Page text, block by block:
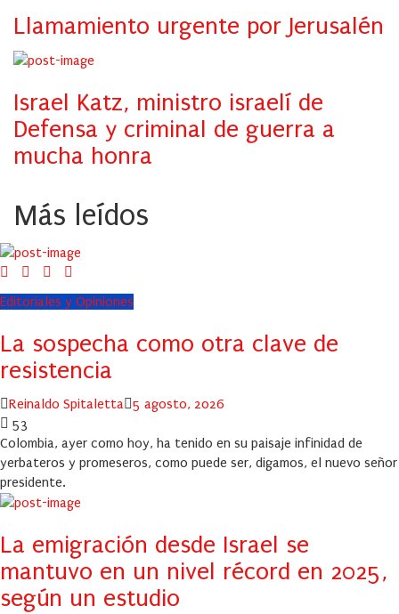
Llamamiento urgente por Jerusalén
Israel Katz, ministro israelí de
Defensa y criminal de guerra a
mucha honra
Más leídos
Editoriales y Opiniones
La sospecha como otra clave de
resistencia
Author
Reinaldo Spitaletta Posted
5 agosto, 2026
53
Colombia, ayer como hoy, ha tenido en su paisaje infinidad de
yerbateros y promeseros, como puede ser, digamos, el nuevo señor
presidente.
La emigración desde Israel se
mantuvo en un nivel récord en 2025,
según un estudio